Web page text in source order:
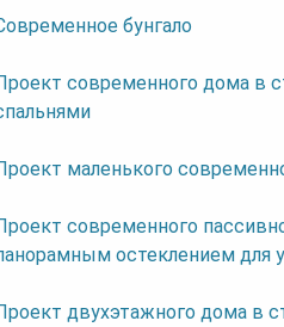
бунгало
современного дома в
маленького
современного
остеклением для
двухэтажного дома в